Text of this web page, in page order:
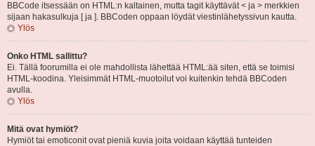
BBCode itsessään on HTML:n kaltainen, mutta tagit käyttävät < ja > merkkien
sijaan hakasulkuja [ ja ]. BBCoden oppaan löydät viestinlähetyssivun kautta.
Ylös
Onko HTML sallittu?
Ei. Tällä foorumilla ei ole mahdollista lähettää HTML:ää siten, että se toimisi
HTML-koodina. Yleisimmät HTML-muotoilut voi kuitenkin tehdä BBCoden
avulla.
Ylös
Mitä ovat hymiöt?
Hymiöt tai emoticonit ovat pieniä kuvia joita voidaan käyttää tunteiden